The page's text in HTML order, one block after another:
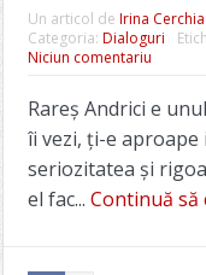
Un articol de Irina Cerchia
Categoria: Dialoguri
Niciun comentariu
Rareș Andrici e
îi vezi, ți-e aproape
seriozitatea și
el fac... Continuă să